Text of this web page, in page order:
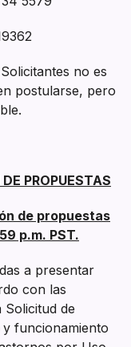
no es
postularse, pero
PROPUESTAS
de propuestas
p.m. PST.
a presentar
con las
Solicitud de
funcionamiento